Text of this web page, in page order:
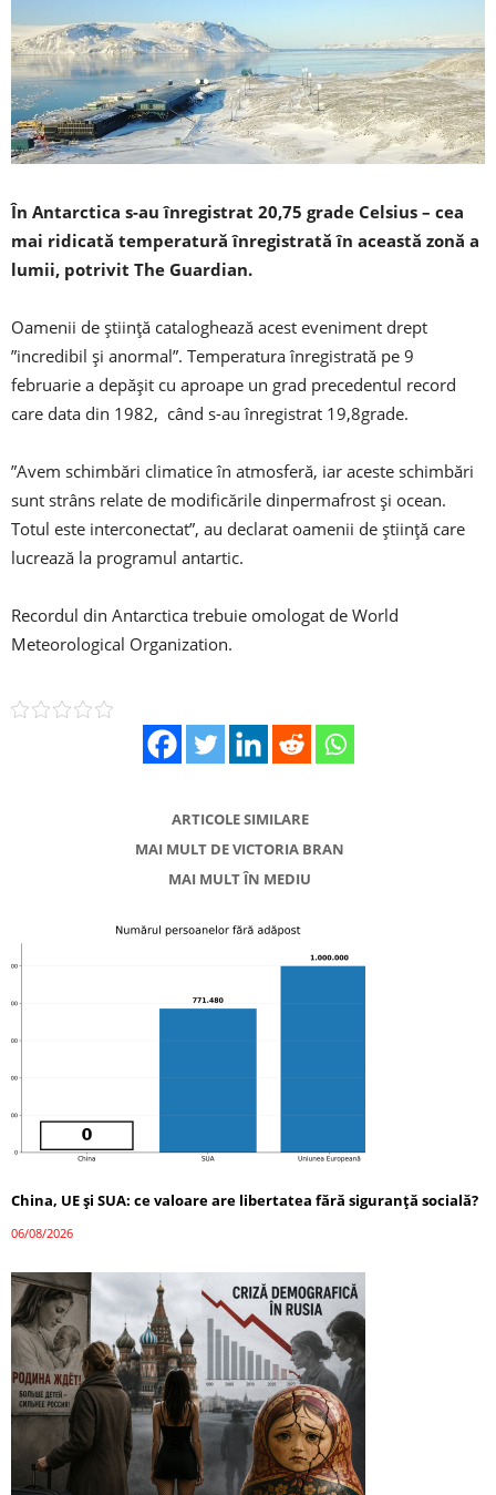
În Antarctica s-au înregistrat 20,75 grade Celsius – cea
mai ridicată temperatură înregistrată în această zonă a
lumii, potrivit The Guardian.
Oamenii de ştiinţă cataloghează acest eveniment drept
”incredibil şi anormal”. Temperatura înregistrată pe 9
februarie a depăşit cu aproape un grad precedentul record
care data din 1982, când s-au înregistrat 19,8grade.
”Avem schimbări climatice în atmosferă, iar aceste schimbări
sunt strâns relate de modificările dinpermafrost şi ocean.
Totul este interconectat”, au declarat oamenii de ştiinţă care
lucrează la programul antartic.
Recordul din Antarctica trebuie omologat de World
Meteorological Organization.
ARTICOLE SIMILARE
MAI MULT DE VICTORIA BRAN
MAI MULT ÎN MEDIU
China, UE și SUA: ce valoare are libertatea fără siguranță socială?
06/08/2026